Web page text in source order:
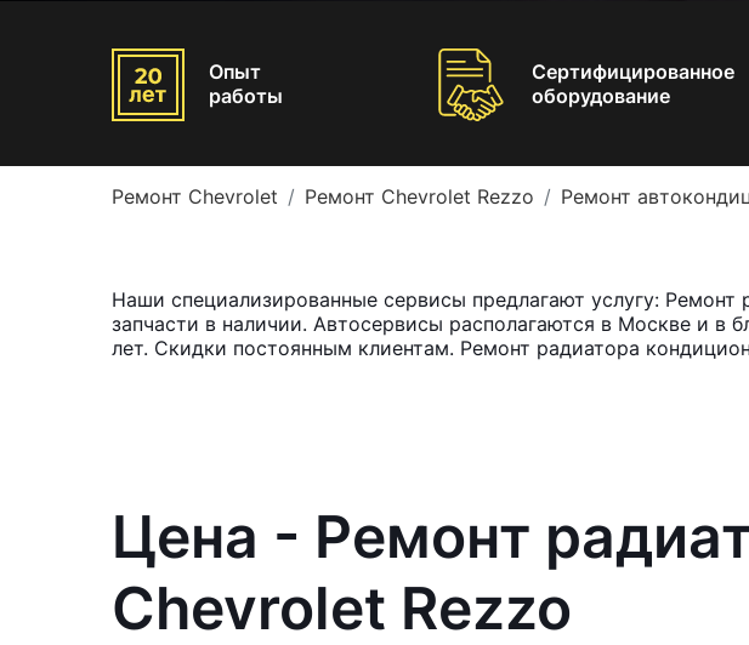
Опыт
работы
Сертифицированное
оборудование
Ремонт Chevrolet Ремонт Chevrolet Rezzo Ремонт
Наши специализированные сервисы предлагают услугу:
запчасти в наличии. Автосервисы располагаются в Москве и
лет. Скидки постоянным клиентам. Ремонт радиатора
Цена - Ремонт
Chevrolet Rezzo